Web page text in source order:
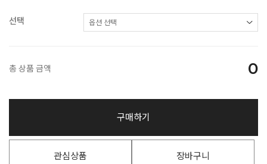
선택
총 상품 금액 0
구매하기
관심상품 장바구니